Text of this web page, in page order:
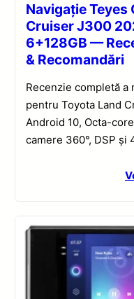
Navigație Teyes
Cruiser J300
6+128GB —
& Recomandări
Recenzie completă a
pentru Toyota Land
Android 10, Octa-core
camere 360°, DSP și